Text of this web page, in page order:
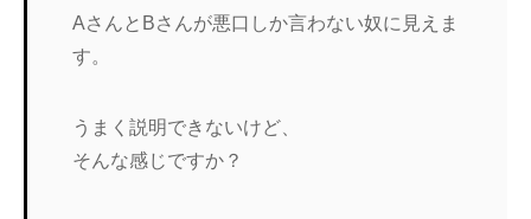
AさんとBさんが悪口しか言わない奴に見えま
す。
うまく説明できないけど、
そんな感じですか？